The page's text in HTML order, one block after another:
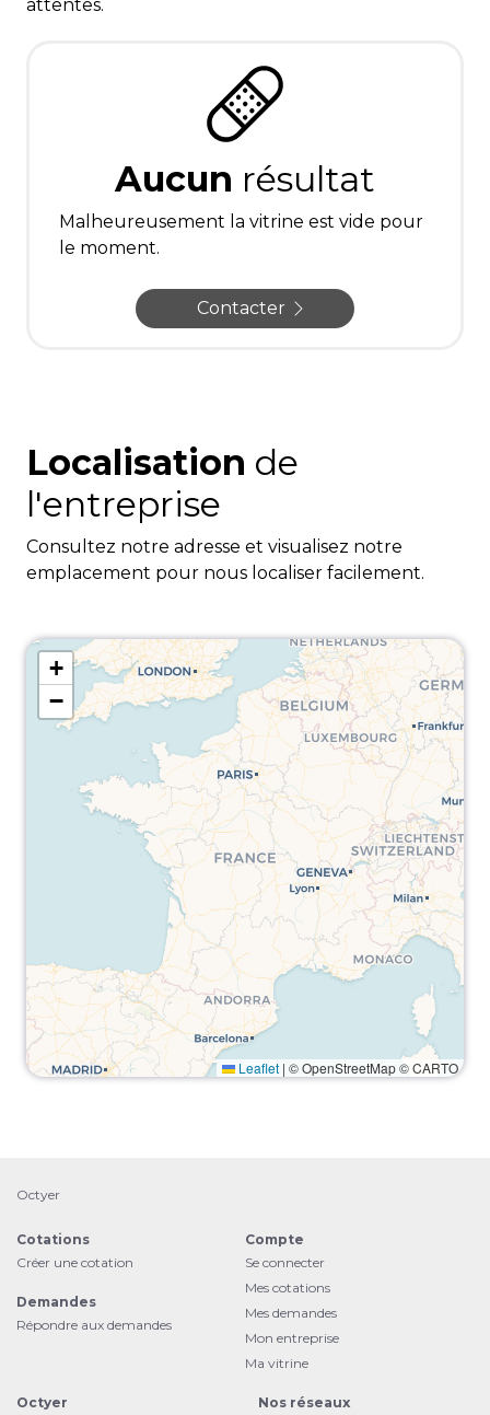
attentes.
Aucun résultat
Malheureusement la vitrine est vide pour
le moment.
Contacter
Localisation de
l'entreprise
Consultez notre adresse et visualisez notre
emplacement pour nous localiser facilement.
+
−
Leaflet | © OpenStreetMap © CARTO
Octyer
Cotations
Créer une cotation
Demandes
Répondre aux demandes
Compte
Se connecter
Mes cotations
Mes demandes
Mon entreprise
Ma vitrine
Octyer Nos réseaux